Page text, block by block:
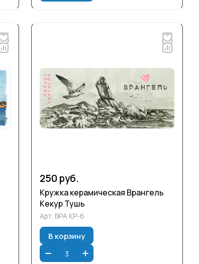
250 руб.
Кружка керамическая Врангель
Кекур Тушь
Арт. ВРА КР-6
В корзину